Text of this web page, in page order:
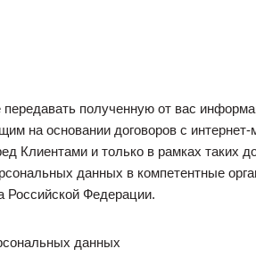
полученную от вас
на основании договоров с
Клиентами и только в рамках таких
данных в компетентные
Российской Федерации.
данных